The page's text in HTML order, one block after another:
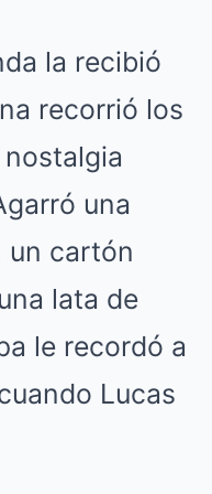
la recibió
recorrió los
una
un cartón
lata de
le recordó a
Lucas